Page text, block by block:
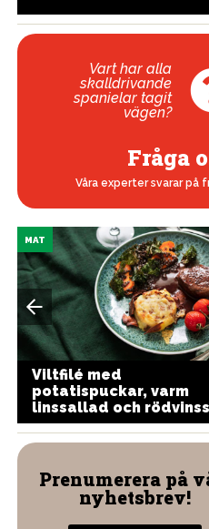
Vart har alla
skalldrivande
spanielar tagit
vägen?
Fråga
Våra experter svarar på
MAT
Viltfilé med
potatispuckar, varm
linssallad och
Prenumerera på
nyhetsbrev!